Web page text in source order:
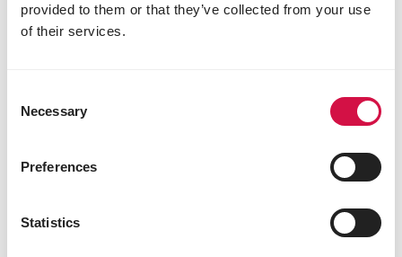
provided to them or that they’ve collected from your use
of their services.
Selection
Necessary
Preferences
Statistics
Productinfo Gebruiksaanwijzing Bestanddelen
premium cribsmaïs 15%
maple peas 3%
grote groene erwten 5,5%